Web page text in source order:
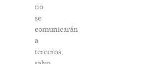
no
se
comunicarán
a
terceros,